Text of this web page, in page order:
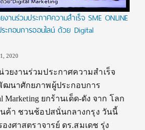
นร่วมประกาศความสำเร็จ SME ONLINE
อบการออนไลน์ ด้วย Digital
2020
วยงานร่วมประกาศความสำเร็จ
ฒนาศักยภาพผู้ประกอบการ
Marketing ยกร้านเด็ด-ดัง จาก โลก
นค้า ชวนช้อปสนั่นกลางกรุง วันนี้
องศาสตราจารย์ ดร.สมเดช รุ่ง